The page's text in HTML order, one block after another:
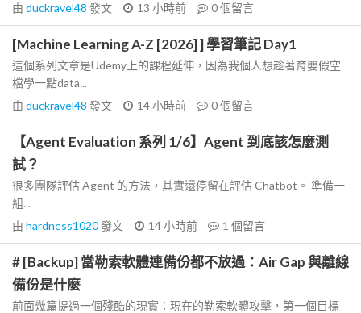
由 duckravel48 發文 13 小時前 0個留言
[Machine Learning A-Z [2026] ] 學習筆記 Day1
這個系列文章是Udemy上的課程延伸，因為我個人想趁著育嬰假空
檔學一點data...
由 duckravel48 發文 14 小時前 0個留言
【Agent Evaluation 系列 1/6】Agent 到底該怎麼測
試？
很多團隊評估 Agent 的方法，其實還停留在評估 Chatbot。 準備一
組...
由 hardness1020發文 14 小時前 1 個留言
# [Backup] 當勒索軟體連備份都不放過：Air Gap 與離線
備份是什麼
前面幾篇提過一個殘酷的現實：現在的勒索軟體攻擊，第一個目標